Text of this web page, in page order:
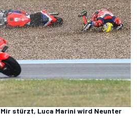
stürzt, Luca Marini wird Neunter